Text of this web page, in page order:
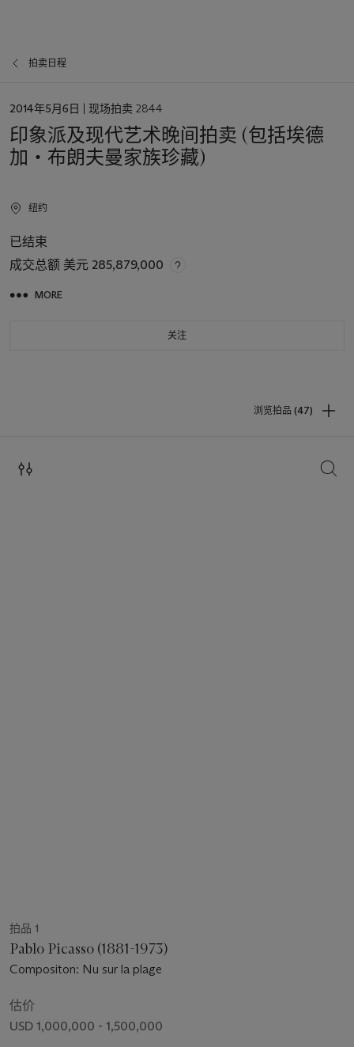
拍卖日程
日
2014年5月6日 | 现场拍卖 2844
印象派及现代艺术晚间拍卖 (包括埃德
加‧布朗夫曼家族珍藏)
纽约
已结束
成交总额 美元 285,879,000
MORE
关注
浏览拍品 (47)
搜索
拍品 1
Pablo Picasso (1881-1973)
Compositon: Nu sur la plage
估价
USD 1,000,000 - 1,500,000